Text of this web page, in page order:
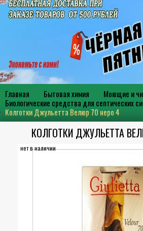
Главная Бытовая химия
Моющие и
Биологические средства для септических
Колготки Джульетта Велюр 70 неро 4
КОЛГОТКИ ДЖУЛЬЕТТА
нет в наличии